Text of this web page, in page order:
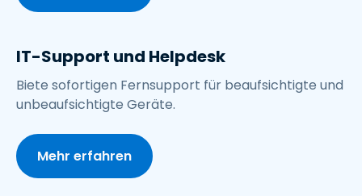
IT-Support und Helpdesk
Biete sofortigen Fernsupport für beaufsichtigte und
unbeaufsichtigte Geräte.
Mehr erfahren